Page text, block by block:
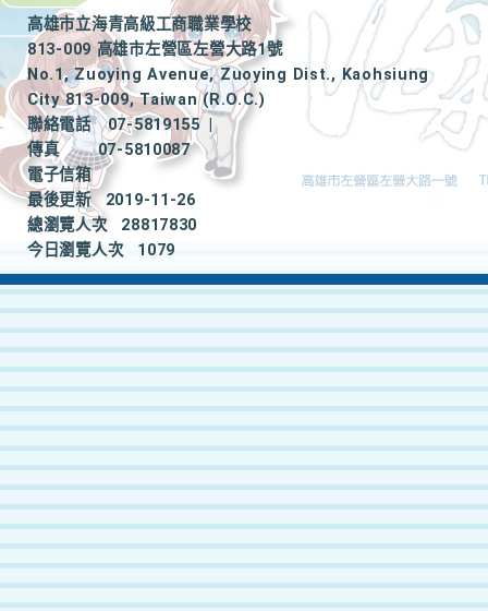
高雄市立海青高級工商職業學校
813-009 高雄市左營區左營大路1號
No.1, Zuoying Avenue, Zuoying Dist., Kaohsiung
City 813-009, Taiwan (R.O.C.)
聯絡電話
07-5819155
|
傳真
07-5810087
電子信箱
最後更新
2019-11-26
總瀏覽人次
28817830
今日瀏覽人次
1079